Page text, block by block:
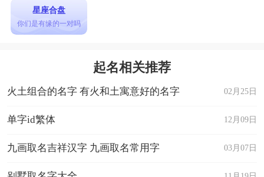
星座合盘
你们是有缘的一对吗
起名相关推荐
02月25日
火土组合的名字 有火和土寓意好的名字
12月09日
单字id繁体
03月07日
九画取名吉祥汉字 九画取名常用字